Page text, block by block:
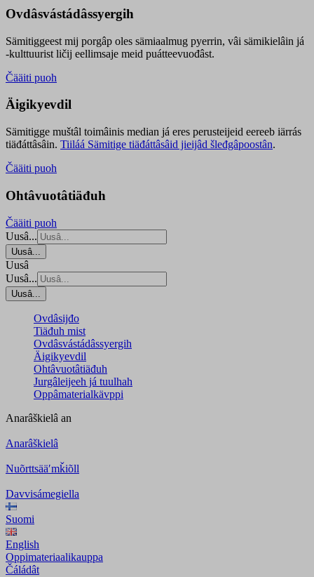
Ovdâsvástádâssyergih
Sämitiggeest mij porgâp oles sämiaalmug pyerrin, vâi sämikielâin já
-kulttuurist ličij eellimsaje meid puátteevuođâst.
Čääiti puoh
Äigikyevdil
Sämitigge muštâl toimâinis median já eres perusteijeid eereeb iärrás
tiäđáttâsâin. Tiiláá Sämitige tiäđáttâsâid jieijâd šleđgâpoostân.
Čääiti puoh
Ohtâvuotâtiäđuh
Čääiti puoh
Uusâ...
Uusâ...
Uusâ
Uusâ...
Uusâ...
Ovdâsijđo
Tiäđuh mist
Ovdâsvástádâssyergih
Äigikyevdil
Ohtâvuotâtiäđuh
Jurgâleijeeh já tuulhah
Oppâmaterialkävppi
Anarâškielâ an
Anarâškielâ
Nuõrttsääʹmǩiõll
Davvisámegiella
Suomi
English
Oppimateriaalikauppa
Čáládât